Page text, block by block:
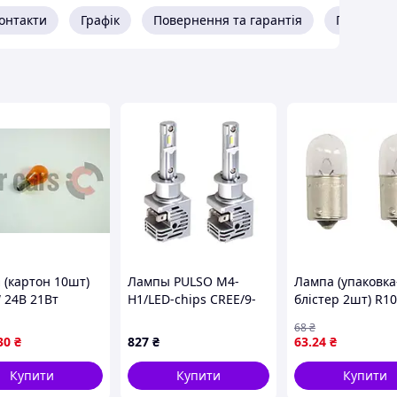
гарні в дощовиту погоду.
Графік Повернення та гарантія Про
10шт)
24В 21Вт
PHILIPS
₴
Купити
Лампы PULSO M4-
H1/LED-chips CREE/9-
827 ₴
Купити
Лампа
блістер 2шт)
лампа Standard
OSRAM 5008-2BL
63.24 ₴
68₴
Купити